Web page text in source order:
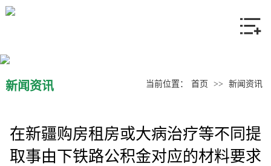
产品中心
联系我们
新闻资讯 当前位置： 首页 >> 新闻资讯
在新疆购房租房或大病治疗等不同提
取事由下铁路公积金对应的材料要求